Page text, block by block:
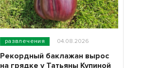
развлечения 04.08.2026
Рекордный баклажан вырос
на грядке у Татьяны Купиной